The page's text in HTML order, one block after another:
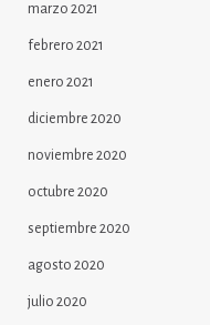
marzo 2021
febrero 2021
enero 2021
diciembre 2020
noviembre 2020
octubre 2020
septiembre 2020
agosto 2020
julio 2020